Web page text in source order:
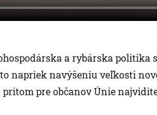
a rybárska politika
napriek navýšeniu veľkosti
pre občanov Únie